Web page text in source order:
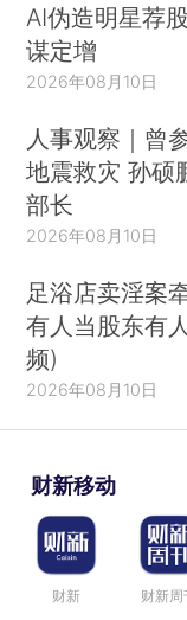
AI伪造明星荐
谋定增
2026年08月10日
人事观察｜曾
地震救灾 孙硕
部长
2026年08月10日
足浴店卖淫案
有人当股东有
频)
2026年08月10日
财新移动
财新 财新周